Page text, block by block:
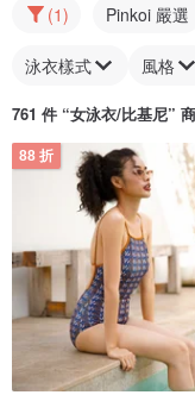
(1)
Pinkoi 嚴選
泳衣樣式 風格
761 件 “女泳衣/比基尼”
88 折